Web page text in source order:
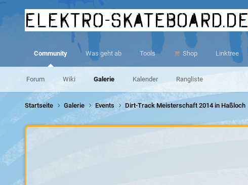
elektro-skateboard.de
Community
Forum Wiki Galerie Kalender Rangliste
Was geht ab Tools Shop Linktree
Startseite Galerie Events Dirt-Track Meisterschaft 2014 in Haßloch